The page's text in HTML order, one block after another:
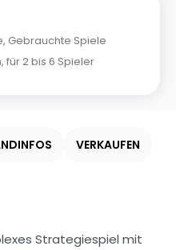
, Gebrauchte Spiele
, für 2 bis 6 Spieler
VERKAUFEN
Strategiespiel mit